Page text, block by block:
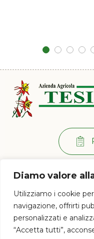
Diamo valore
Utilizziamo i cookie
navigazione, offrirti
personalizzati e
“Accetta tutti”,
Per info:
Via di Ramini,
Lun - Ven:
© 2023 Az. Agricola Tesi